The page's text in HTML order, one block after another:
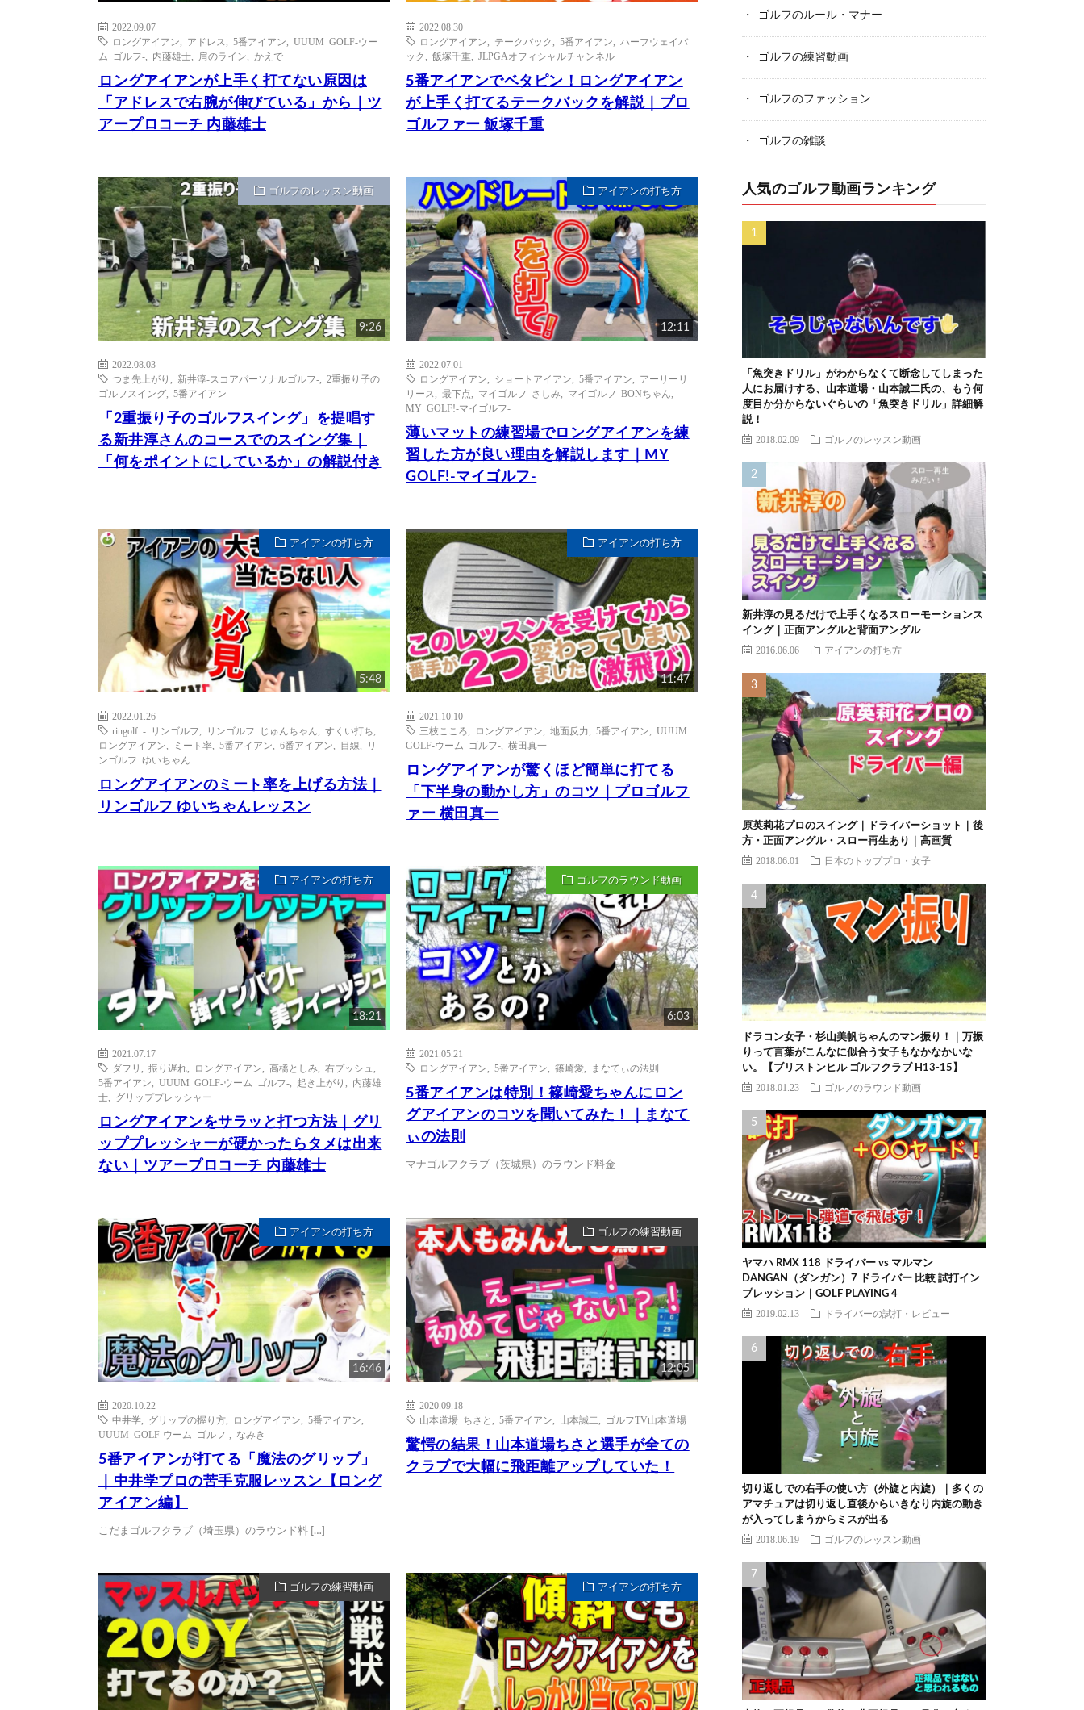
2022.09.07
ロングアイアン
アドレス 5番アイアン
UUUM GOLF-ウー
ム ゴルフ-
内藤雄士 肩のライン かえで
ロングアイアンが上手く打てない原因は
「アドレスで右腕が伸びている」から｜ツ
アープロコーチ 内藤雄士
2022.08.30
ロングアイアン
テークバック 5番アイアン
ハーフウェイバ
ック
,飯塚千重 JLPGAオフィシャルチャンネル
5番アイアンでベタピン！ロングアイアン
が上手く打てるテークバックを解説｜プロ
ゴルファー 飯塚千重
ゴルフのレッスン動画
9:26
2022.08.03
つま先上がり
新井淳-スコアパーソナルゴルフ-
2重振り子の
ゴルフスイング
5番アイアン
「2重振り子のゴルフスイング」を提唱す
る新井淳さんのコースでのスイング集｜
「何をポイントにしているか」の解説付き
アイアンの打ち方
12:11
2022.07.01
ロングアイアン
ショートアイアン 5番アイアン
アーリーリ
リース
,最下点 マイゴルフ さしみ マイゴルフ BONちゃん
MY GOLF!-マイゴルフ-
薄いマットの練習場でロングアイアンを練
習した方が良い理由を解説します｜MY
GOLF!-マイゴルフ-
アイアンの打ち方
5:48
2022.01.26
ringolf - リンゴルフ
リンゴルフ じゅんちゃん すくい打ち
ロングアイアン
ミート率 5番アイアン 6番アイアン 目線
リ
ンゴルフ ゆいちゃん
ロングアイアンのミート率を上げる方法｜
リンゴルフ ゆいちゃんレッスン
アイアンの打ち方
11:47
2021.10.10
三枝こころ
ロングアイアン ,地面反力 5番アイアン ,UUUM
GOLF-ウーム ゴルフ- ,横田真一
ロングアイアンが驚くほど簡単に打てる
「下半身の動かし方」のコツ｜プロゴルフ
ァー 横田真一
アイアンの打ち方
18:21
2021.07.17
ダフリ
振り遅れ ロングアイアン 高橋としみ 右プッシュ
5番アイアン
UUUM GOLF-ウーム ゴルフ- 起き上がり
内藤雄
士
グリッププレッシャー
ロングアイアンをサラッと打つ方法｜グリ
ッププレッシャーが硬かったらタメは出来
ない｜ツアープロコーチ 内藤雄士
ゴルフのラウンド動画
6:03
2021.05.21
ロングアイアン
5番アイアン ,篠崎愛 まなてぃの法則
5番アイアンは特別！篠崎愛ちゃんにロン
グアイアンのコツを聞いてみた！｜まなて
ぃの法則
マナゴルフクラブ（茨城県）のラウンド料金
アイアンの打ち方
16:46
2020.10.22
中井学
グリップの握り方 ロングアイアン 5番アイアン
UUUM GOLF-ウーム ゴルフ-
なみき
5番アイアンが打てる「魔法のグリップ」
｜中井学プロの苦手克服レッスン【ロング
アイアン編】
こだまゴルフクラブ（埼玉県）のラウンド料 […]
ゴルフの練習動画
12:05
2020.09.18
山本道場 ちさと
,5番アイアン 山本誠二 ゴルフTV山本道場
驚愕の結果！山本道場ちさと選手が全ての
クラブで大幅に飛距離アップしていた！
ゴルフの練習動画 アイアンの打ち方
ゴルフのルール・マナー
ゴルフの練習動画
ゴルフのファッション
ゴルフの雑談
人気のゴルフ動画ランキング
「魚突きドリル」がわからなくて断念してしまった
人にお届けする、山本道場・山本誠二氏の、もう何
度目か分からないぐらいの「魚突きドリル」詳細解
説！
2018.02.09 ゴルフのレッスン動画
新井淳の見るだけで上手くなるスローモーションス
イング｜正面アングルと背面アングル
2016.06.06 アイアンの打ち方
原英莉花プロのスイング｜ドライバーショット｜後
方・正面アングル・スロー再生あり｜高画質
2018.06.01 日本のトッププロ・女子
ドラコン女子・杉山美帆ちゃんのマン振り！｜万振
りって言葉がこんなに似合う女子もなかなかいな
い。【ブリストンヒル ゴルフクラブ H13-15】
2018.01.23 ゴルフのラウンド動画
ヤマハ RMX 118 ドライバー vs マルマン
DANGAN（ダンガン）7 ドライバー 比較 試打イン
プレッション｜GOLF PLAYING 4
2019.02.13 ドライバーの試打・レビュー
切り返しでの右手の使い方（外旋と内旋）｜多くの
アマチュアは切り返し直後からいきなり内旋の動き
が入ってしまうからミスが出る
2018.06.19 ゴルフのレッスン動画